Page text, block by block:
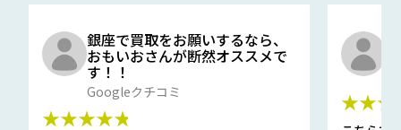
銀座で買取をお願いするなら、
おもいおさんが断然オススメで
す！！
Googleクチコミ
★★★★★